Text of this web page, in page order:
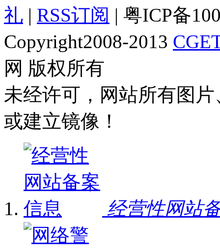
礼 | RSS订阅 | 粤ICP备
Copyright2008-2013
网 版权所有
未经许可，网站所有图
或建立镜像！
经营性网站